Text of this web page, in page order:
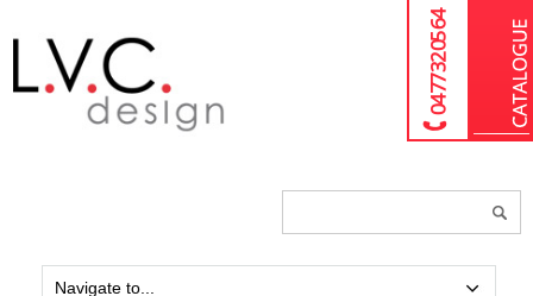
04 77 32 05 64